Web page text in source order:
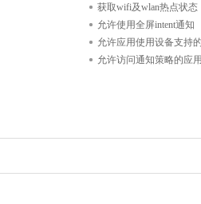
获取wifi及wlan热点状态
允许使用全屏intent通知
允许应用使用设备支持
允许访问通知策略的应